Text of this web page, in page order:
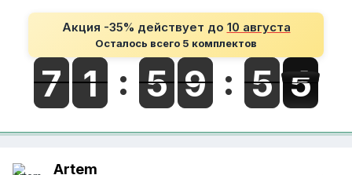
Акция -35% действует до 10 августа
Осталось всего 5 комплектов
Artem